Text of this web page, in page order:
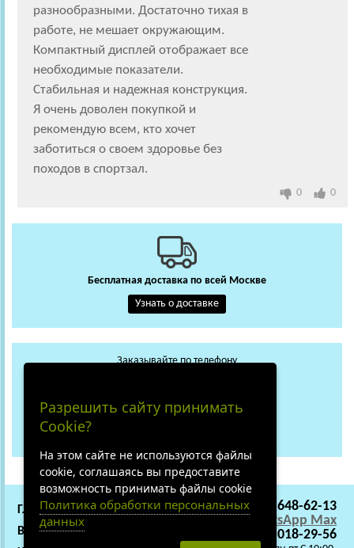
разнообразными. Достаточно тихая в
работе, не мешает окружающим.
Компактный дисплей отображает все
необходимые показатели.
Стабильная и надежная конструкция.
Я очень доволен покупкой и
рекомендую всем, кто хочет
заботиться о своем здоровье без
походов в спортзал.
0 0
Бесплатная доставка по всей Москве
Узнать о доставке
Заказывайте по телефону
+7 (919) 018-29-56
+7 (495) 648-62-13
WhatsApp Max
+7 (919) 018-29-56
ГЛАВНАЯ
СОТРУДНИЧЕСТВО
ВАКАНСИИ
Разрешить сайту принимать
Cookie?
На этом сайте не используются файлы
cookie, соглашаясь вы предоставите
возможность принимать файлы cookie
Политика обработки персональных
данных